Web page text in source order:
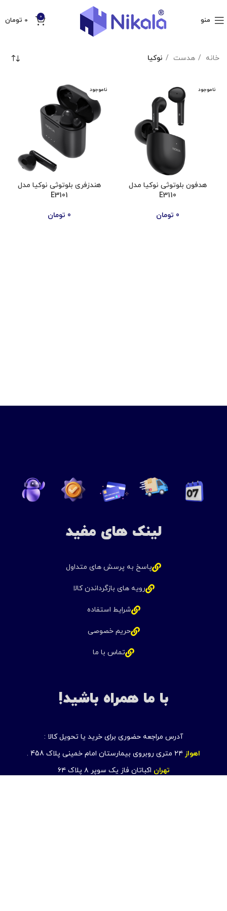
منو 0
0 تومان
خانه هدست نوکیا
ناموجود
هدفون بلوتوثی نوکیا مدل
E3110
0 تومان
ناموجود
هندزفری بلوتوثی نوکیا مدل
E3101
0 تومان
لینک های مفید
پاسخ به پرسش های متداول
رویه های بازگرداندن کالا
شرایط استفاده
حریم خصوصی
تماس با ما
با ما همراه باشید!
آدرس مراجعه حضوری برای خرید یا تحویل کالا :
اهواز ۲۴ متری روبروی بیمارستان امام خمینی پلاک 458 .
تهران اکباتان فاز یک سوپر ۸ پلاک ۶۴